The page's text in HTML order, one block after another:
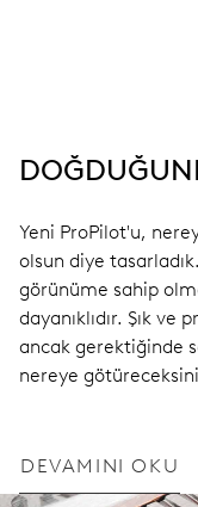
Yeni ProPilot'u,
olsun diye
görünüme sahip
dayanıklıdır. Şık ve
ancak gerektiğinde
nereye
DEVAMINI OKU